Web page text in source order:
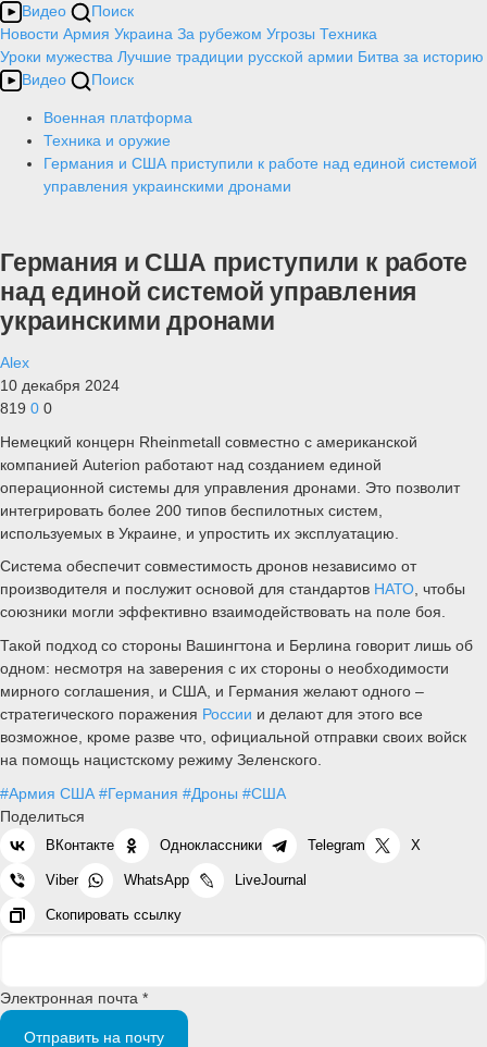
Видео
Поиск
Новости Армия Украина За рубежом Угрозы Техника
Уроки мужества Лучшие традиции русской армии Битва за историю
Видео
Поиск
Военная платформа
Техника и оружие
Германия и США приступили к работе над единой системой
управления украинскими дронами
Германия и США приступили к работе
над единой системой управления
украинскими дронами
Alex
10 декабря 2024
819 0 0
Немецкий концерн Rheinmetall совместно с американской
компанией Auterion работают над созданием единой
операционной системы для управления дронами. Это позволит
интегрировать более 200 типов беспилотных систем,
используемых в Украине, и упростить их эксплуатацию.
Система обеспечит совместимость дронов независимо от
производителя и послужит основой для стандартов НАТО, чтобы
союзники могли эффективно взаимодействовать на поле боя.
Такой подход со стороны Вашингтона и Берлина говорит лишь об
одном: несмотря на заверения с их стороны о необходимости
мирного соглашения, и США, и Германия желают одного –
стратегического поражения России и делают для этого все
возможное, кроме разве что, официальной отправки своих войск
на помощь нацистскому режиму Зеленского.
#Армия США #Германия #Дроны #США
Поделиться
ВКонтакте Одноклассники Telegram X
Viber WhatsApp LiveJournal
Скопировать ссылку
Электронная почта *
Отправить на почту